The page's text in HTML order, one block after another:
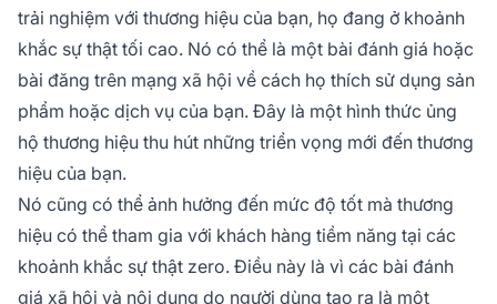
trải nghiệm với thương hiệu của bạn, họ đang ở khoảnh
khắc sự thật tối cao. Nó có thể là một bài đánh giá hoặc
bài đăng trên mạng xã hội về cách họ thích sử dụng sản
phẩm hoặc dịch vụ của bạn. Đây là một hình thức ủng
hộ thương hiệu thu hút những triển vọng mới đến thương
hiệu của bạn.
Nó cũng có thể ảnh hưởng đến mức độ tốt mà thương
hiệu có thể tham gia với khách hàng tiềm năng tại các
khoảnh khắc sự thật zero. Điều này là vì các bài đánh
giá xã hội và nội dung do người dùng tạo ra là một